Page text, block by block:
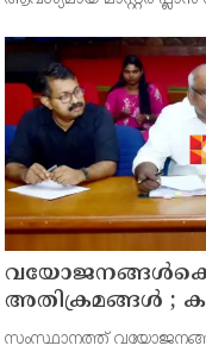
അറിയിച്ചു. ഡിപ്പോയ്ക്ക്
സ്ഥലമുണ്ട്
അതിക്രമങ്ങൾ ;
സ്വീകരിക്കുമെന്ന്
സംസ്ഥാനത്ത്